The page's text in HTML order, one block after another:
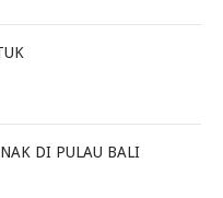
DI PULAU BALI